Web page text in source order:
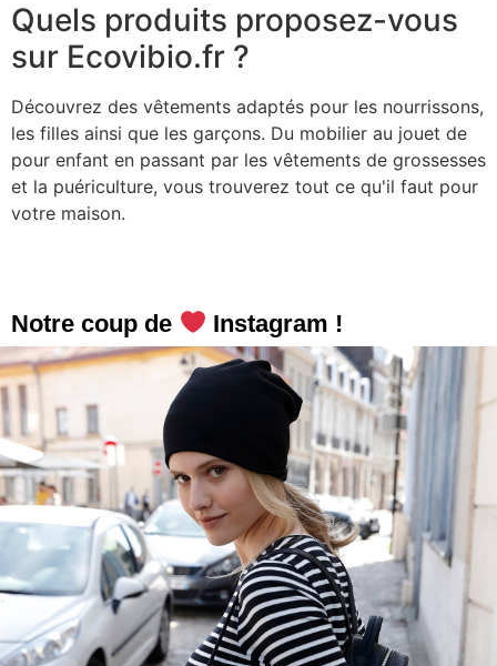
Quels produits proposez-vous
sur Ecovibio.fr ?
Découvrez des vêtements adaptés pour les nourrissons,
les filles ainsi que les garçons. Du mobilier au jouet de
pour enfant en passant par les vêtements de grossesses
et la puériculture, vous trouverez tout ce qu'il faut pour
votre maison.
Notre coup de Instagram !